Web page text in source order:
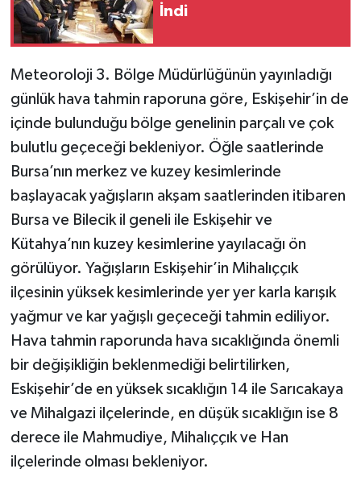
İndi
Meteoroloji 3. Bölge Müdürlüğünün yayınladığı
günlük hava tahmin raporuna göre, Eskişehir’in de
içinde bulunduğu bölge genelinin parçalı ve çok
bulutlu geçeceği bekleniyor. Öğle saatlerinde
Bursa’nın merkez ve kuzey kesimlerinde
başlayacak yağışların akşam saatlerinden itibaren
Bursa ve Bilecik il geneli ile Eskişehir ve
Kütahya’nın kuzey kesimlerine yayılacağı ön
görülüyor. Yağışların Eskişehir’in Mihalıççık
ilçesinin yüksek kesimlerinde yer yer karla karışık
yağmur ve kar yağışlı geçeceği tahmin ediliyor.
Hava tahmin raporunda hava sıcaklığında önemli
bir değişikliğin beklenmediği belirtilirken,
Eskişehir’de en yüksek sıcaklığın 14 ile Sarıcakaya
ve Mihalgazi ilçelerinde, en düşük sıcaklığın ise 8
derece ile Mahmudiye, Mihalıççık ve Han
ilçelerinde olması bekleniyor.